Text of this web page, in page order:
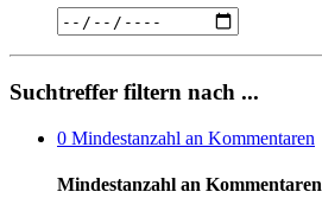
Suchtreffer filtern nach ...
0 Mindestanzahl an Kommentaren
Mindestanzahl an Kommentaren